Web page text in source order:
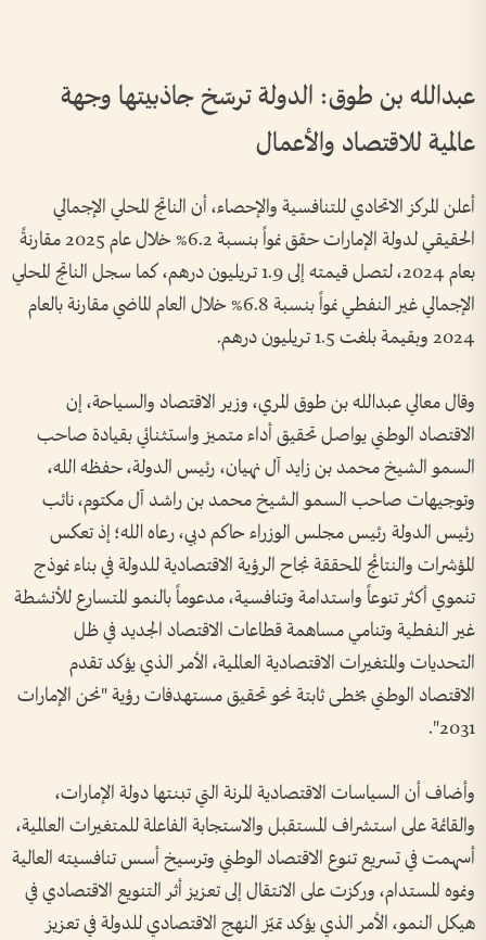
عبدالله بن طوق: الدولة ترسّخ جاذبيتها وجهة
عالمية للاقتصاد والأعمال
أعلن المركز الاتحادي للتنافسية والإحصاء، أن الناتج المحلي الإجمالي
الحقيقي لدولة الإمارات حقق نمواً بنسبة 6.2% خلال عام 2025 مقارنةً
بعام 2024، لتصل قيمته إلى 1.9 تريليون درهم، كما سجل الناتج المحلي
الإجمالي غير النفطي نمواً بنسبة 6.8% خلال العام الماضي مقارنة بالعام
2024 وبقيمة بلغت 1.5 تريليون درهم.
وقال معالي عبدالله بن طوق المري، وزير الاقتصاد والسياحة، إن
الاقتصاد الوطني يواصل تحقيق أداء متميز واستثنائي بقيادة صاحب
السمو الشيخ محمد بن زايد آل نهيان، رئيس الدولة، حفظه الله،
وتوجيهات صاحب السمو الشيخ محمد بن راشد آل مكتوم، نائب
رئيس الدولة رئيس مجلس الوزراء حاكم دبي، رعاه الله؛ إذ تعكس
المؤشرات والنتائج المحققة نجاح الرؤية الاقتصادية للدولة في بناء نموذج
تنموي أكثر تنوعاً واستدامة وتنافسية، مدعوماً بالنمو المتسارع للأنشطة
غير النفطية وتنامي مساهمة قطاعات الاقتصاد الجديد في ظل
التحديات والمتغيرات الاقتصادية العالمية، الأمر الذي يؤكد تقدم
الاقتصاد الوطني بخطى ثابتة نحو تحقيق مستهدفات رؤية "نحن الإمارات
2031".
وأضاف أن السياسات الاقتصادية المرنة التي تبنتها دولة الإمارات،
والقائمة على استشراف المستقبل والاستجابة الفاعلة للمتغيرات العالمية،
أسهمت في تسريع تنوع الاقتصاد الوطني وترسيخ أسس تنافسيته العالية
ونموه المستدام، وركزت على الانتقال إلى تعزيز أثر التنويع الاقتصادي في
هيكل النمو، الأمر الذي يؤكد تميّز النهج الاقتصادي للدولة في تعزيز